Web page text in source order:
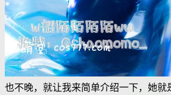
也不晚，就让我来简单介绍一下，她就